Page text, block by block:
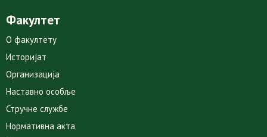
Факултет
О факултету
Историјат
Организација
Наставно особље
Стручне службе
Нормативна акта